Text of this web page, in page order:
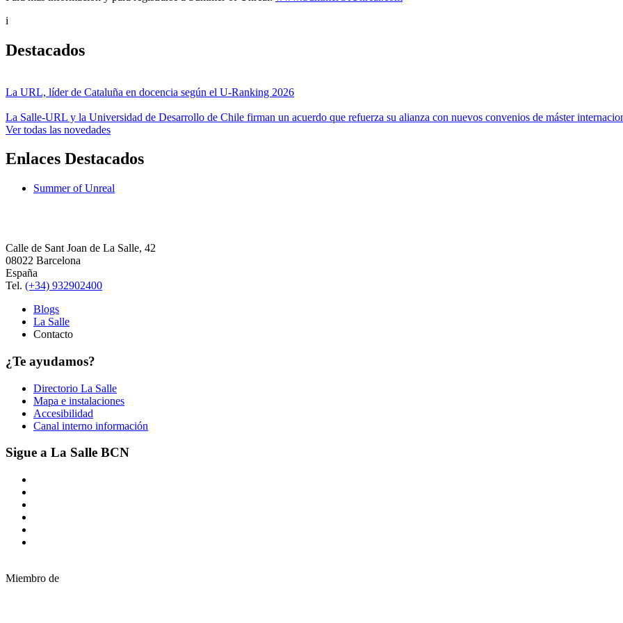
i
Destacados
La URL, líder de Cataluña en docencia según el U-Ranking 2026
La Salle-URL y la Universidad de Desarrollo de Chile firman un acuerdo que refuerza su alianza con nuevos convenios de máster
Ver todas las novedades
Enlaces Destacados
Summer of Unreal
Calle de Sant Joan de La Salle, 42
08022 Barcelona
España
Tel. (+34) 932902400
Blogs
La Salle
Contacto
¿Te ayudamos?
Directorio La Salle
Mapa e instalaciones
Accesibilidad
Canal interno información
Sigue a La Salle BCN
Miembro de